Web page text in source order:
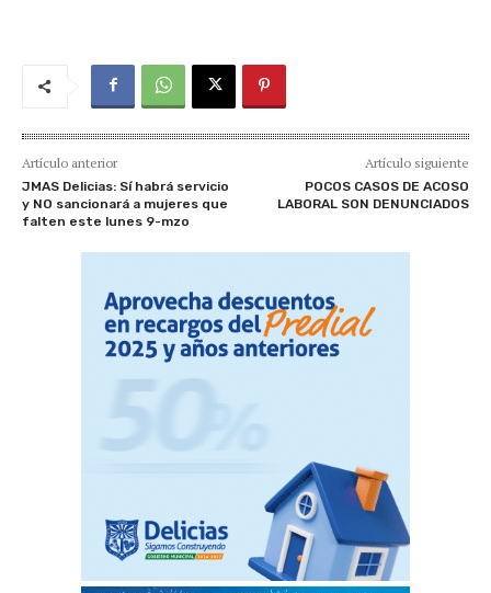
Artículo anterior
JMAS Delicias: Sí habrá servicio
y NO sancionará a mujeres que
falten este lunes 9-mzo
Artículo siguiente
POCOS CASOS DE ACOSO
LABORAL SON DENUNCIADOS